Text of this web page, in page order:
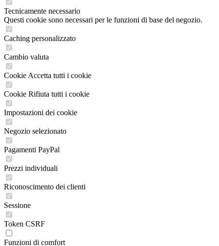
Tecnicamente necessario
Questi cookie sono necessari per le funzioni di base del negozio.
Caching personalizzato
Cambio valuta
Cookie Accetta tutti i cookie
Cookie Rifiuta tutti i cookie
Impostazioni dei cookie
Negozio selezionato
Pagamenti PayPal
Prezzi individuali
Riconoscimento dei clienti
Sessione
Token CSRF
Funzioni di comfort